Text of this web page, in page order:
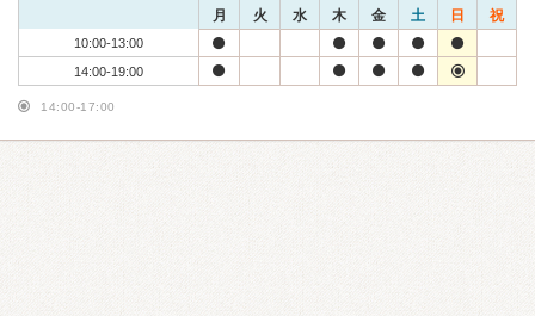
月 火 水 木 金 土 日 祝
10:00-13:00
14:00-19:00
14:00-17:00